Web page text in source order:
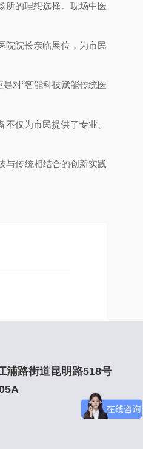
所的理想选择。现场中医
院院长亲临展位，为市民
对“智能科技赋能传统医
仅为市民提供了专业、
与传统相结合的创新实践
浦路街道昆明路518号